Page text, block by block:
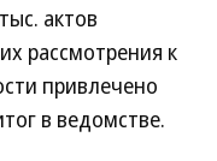
актов
рассмотрения к
привлечено
в ведомстве.